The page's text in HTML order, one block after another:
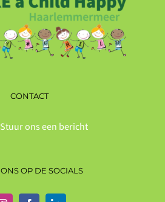
CONTACT
Stuur ons een bericht
OP DE SOCIALS